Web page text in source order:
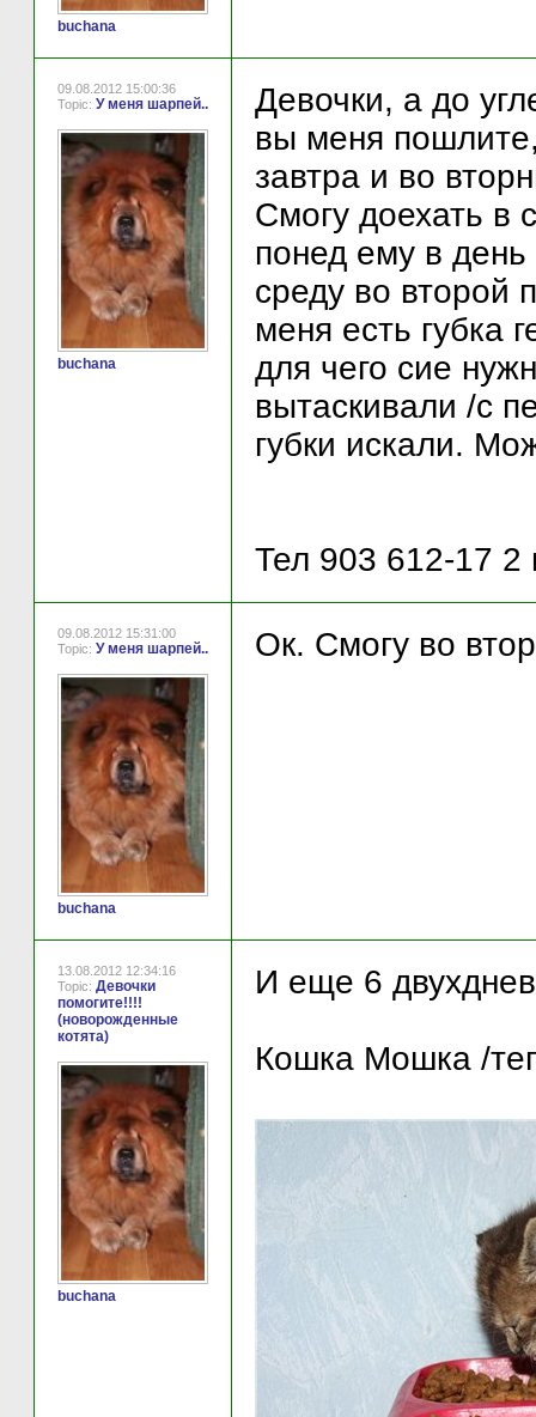
buchana
09.08.2012 15:00:36
Topic: У меня шарпей..
buchana
Девочки, а до
вы меня
завтра и во
Смогу доехать в
понед ему в
среду во второй
меня есть губка
для чего сие
вытаскивали /с
губки искали.
Тел 903 612-17
09.08.2012 15:31:00
Topic: У меня шарпей..
buchana
Ок. Смогу во
13.08.2012 12:34:16
Topic: Девочки
помогите!!!!
(новорожденные
котята)
buchana
И еще 6
Кошка Мошка /